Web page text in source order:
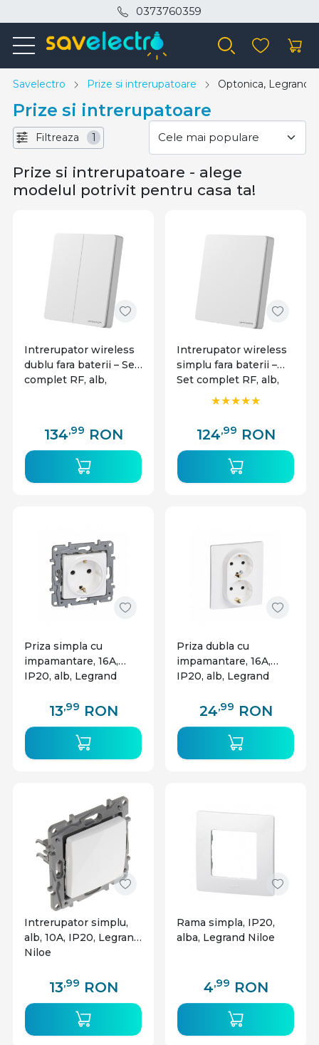
0373760359
Savelectro Prize si intrerupatoare Optonica, Legrand
Prize si intrerupatoare
Filtreaza 1
Prize si intrerupatoare - alege
modelul potrivit pentru casa ta!
Intrerupator wireless
dublu fara baterii – Set
complet RF, alb,
134,99 RON
Intrerupator wireless
simplu fara baterii –
Set complet RF, alb,
Optonica
124,99 RON
Priza simpla cu
impamantare, 16A,
IP20, alb, Legrand
13,99 RON
Priza dubla cu
impamantare, 16A,
IP20, alb, Legrand
24,99 RON
Intrerupator simplu,
alb, 10A, IP20, Legrand
Niloe
13,99 RON
Rama simpla, IP20,
alba, Legrand Niloe
4,99 RON